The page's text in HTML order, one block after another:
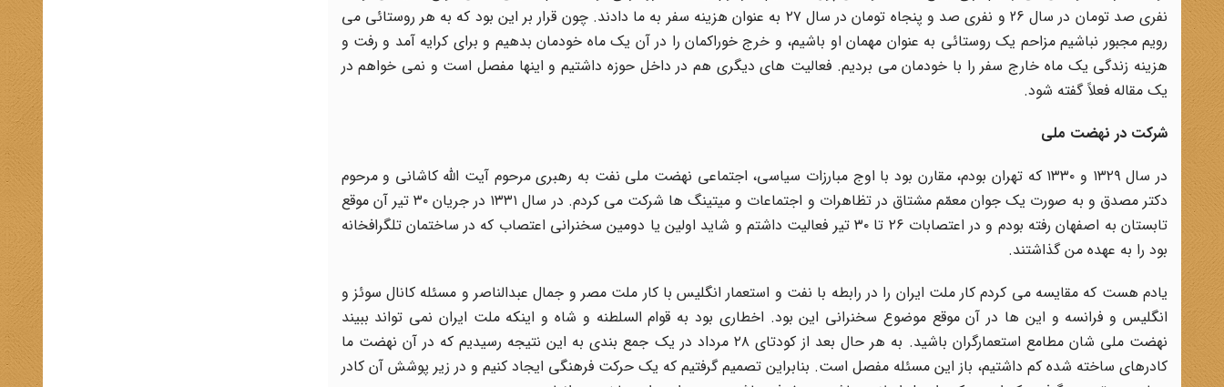
نفری صد تومان در سال 26 و نفری صد و پنجاه تومان در سال ۲۷ به عنوان هزینه سفر به ما دادند. چون قرار بر این بود که به هر روستائی می
رویم مجبور نباشیم مزاحم یک روستائی به عنوان مهمان او باشیم، و خرج خوراکمان را در آن یک ماه خودمان بدهیم و برای کرایه آمد و رفت و
هزینه زندگی یک ماه خارج سفر را با خودمان می بردیم. فعالیت های دیگری هم در داخل حوزه داشتیم و اینها مفصل است و نمی خواهم در
یک مقاله فعلاً گفته شود.
شرکت در نهضت ملی
در سال ۱۳۲۹ و ۱۳۳۰ که تهران بودم، مقارن بود با اوج مبارزات سیاسی، اجتماعی نهضت ملی نفت به رهبری مرحوم آیت الله کاشانی و مرحوم
دکتر مصدق و به صورت یک جوان معمّم مشتاق در تظاهرات و اجتماعات و میتینگ ها شرکت می کردم. در سال ۱۳۳۱ در جریان ۳۰ تیر آن موقع
تابستان به اصفهان رفته بودم و در اعتصابات ۲۶ تا ۳۰ تیر فعالیت داشتم و شاید اولین یا دومین سخنرانی اعتصاب که در ساختمان تلگرافخانه
بود را به عهده من گذاشتند.
یادم هست که مقایسه می کردم کار ملت ایران را در رابطه با نفت و استعمار انگلیس با کار ملت مصر و جمال عبدالناصر و مسئله کانال سوئز و
انگلیس و فرانسه و این ها در آن موقع موضوع سخنرانی این بود. اخطاری بود به قوام السلطنه و شاه و اینکه ملت ایران نمی تواند ببیند
نهضت ملی شان مطامع استعمارگران باشید. به هر حال بعد از کودتای ۲۸ مرداد در یک جمع بندی به این نتیجه رسیدیم که در آن نهضت ما
کادرهای ساخته شده کم داشتیم، باز این مسئله مفصل است. بنابراین تصمیم گرفتیم که یک حرکت فرهنگی ایجاد کنیم و در زیر پوشش آن کادر